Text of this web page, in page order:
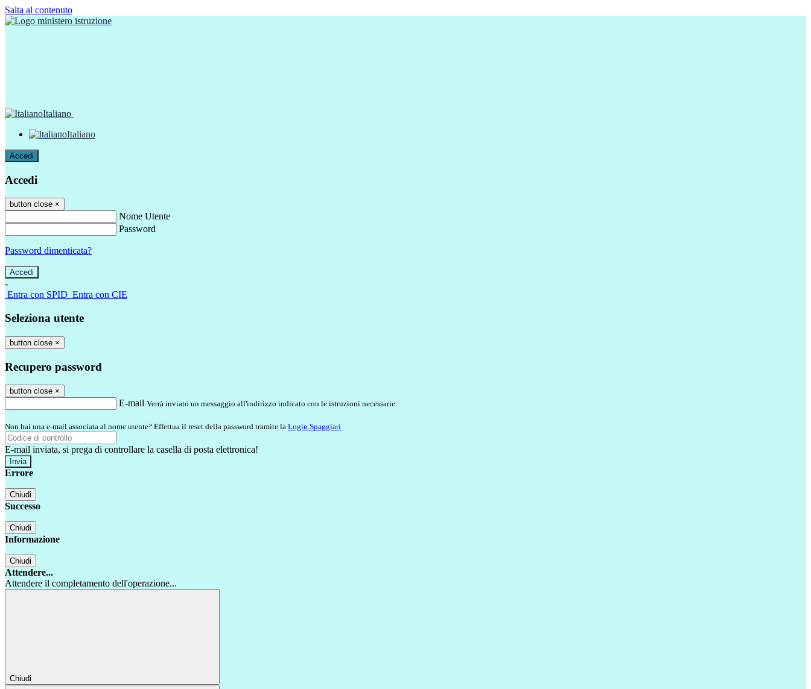
Salta al contenuto
Italiano
Italiano
Accedi
Accedi
button close ×
Nome Utente
Password
Password dimenticata?
-
Entra con SPID Entra con CIE
Seleziona utente
button close ×
Recupero password
button close ×
E-mail Verrà inviato un messaggio all'indirizzo indicato con le istruzioni necessarie.
Non hai una e-mail associata al nome utente? Effettua il reset della password tramite la Login Spaggiari
E-mail inviata, si prega di controllare la casella di posta elettronica!
Errore
Chiudi
Successo
Chiudi
Informazione
Chiudi
Attendere...
Attendere il completamento dell'operazione...
Chiudi